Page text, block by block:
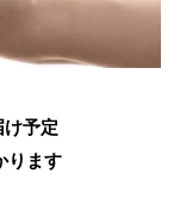
け予定
ります